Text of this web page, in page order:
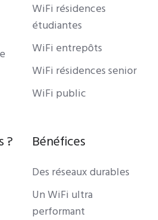
WiFi résidences
étudiantes
WiFi entrepôts
WiFi résidences senior
WiFi public
? Bénéfices
Des réseaux durables
Un WiFi ultra
performant